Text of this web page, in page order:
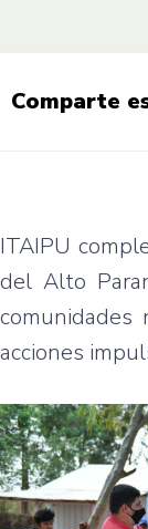
Comparte
ITAIPU
del Alto
acciones